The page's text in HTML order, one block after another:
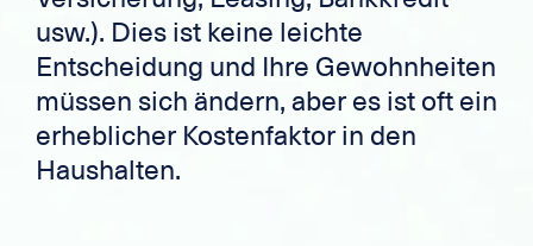
usw.). Dies ist keine leichte
Entscheidung und Ihre Gewohnheiten
müssen sich ändern, aber es ist oft ein
erheblicher Kostenfaktor in den
Haushalten.